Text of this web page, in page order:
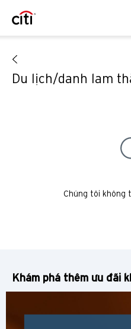
Du lịch/danh lam
Chúng tôi không
Khám phá thêm ưu đãi